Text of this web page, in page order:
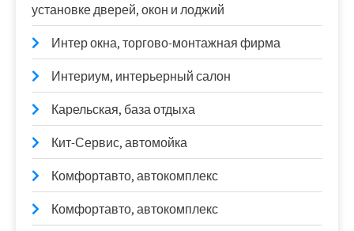
установке дверей, окон и лоджий
Интер окна, торгово-монтажная фирма
Интериум, интерьерный салон
Карельская, база отдыха
Кит-Сервис, автомойка
Комфортавто, автокомплекс
Комфортавто, автокомплекс